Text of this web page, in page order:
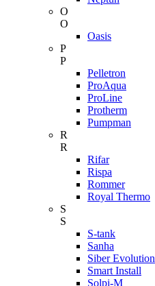
O
O
Oasis
P
P
Pelletron
ProAqua
ProLine
Protherm
Pumpman
R
R
Rifar
Rispa
Rommer
Royal Thermo
S
S
S-tank
Sanha
Siber Evolution
Smart Install
Solpi-M